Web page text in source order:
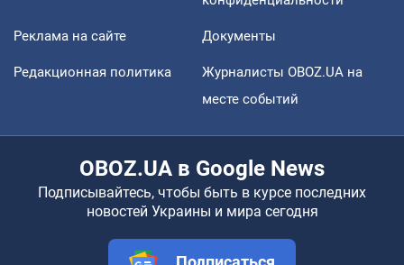
Реклама на сайте Документы
Редакционная политика
Журналисты OBOZ.UA на
месте событий
OBOZ.UA в Google News
Подписывайтесь, чтобы быть в курсе последних
новостей Украины и мира сегодня